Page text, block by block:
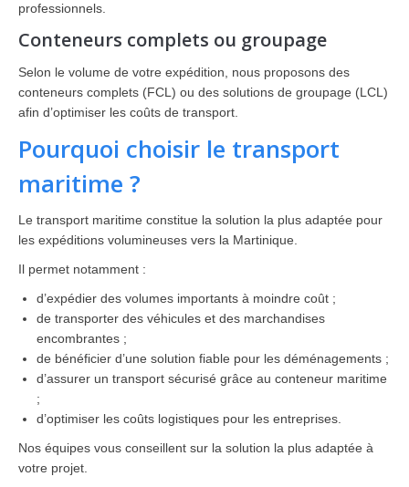
professionnels.
Conteneurs complets ou groupage
Selon le volume de votre expédition, nous proposons des
conteneurs complets (FCL) ou des solutions de groupage (LCL)
afin d’optimiser les coûts de transport.
Pourquoi choisir le transport
maritime ?
Le transport maritime constitue la solution la plus adaptée pour
les expéditions volumineuses vers la Martinique.
Il permet notamment :
d’expédier des volumes importants à moindre coût ;
de transporter des véhicules et des marchandises
encombrantes ;
de bénéficier d’une solution fiable pour les déménagements ;
d’assurer un transport sécurisé grâce au conteneur maritime
;
d’optimiser les coûts logistiques pour les entreprises.
Nos équipes vous conseillent sur la solution la plus adaptée à
votre projet.